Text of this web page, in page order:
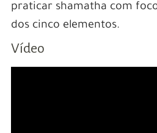
praticar shamatha com
dos cinco elementos.
Vídeo